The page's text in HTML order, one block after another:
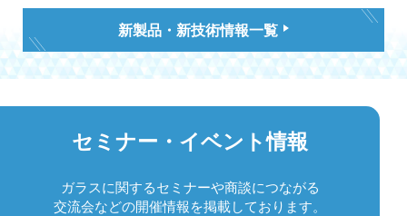
新製品・新技術情報一覧
セミナー・ イベント情報
ガラスに関するセミナーや商談につながる
交流会などの開催情報を掲載しております。